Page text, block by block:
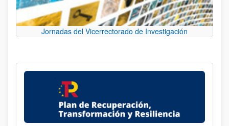
Jornadas del Vicerrectorado de Investigación